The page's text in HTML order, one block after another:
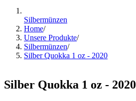
Silbermünzen
Home/
Unsere Produkte/
Silbermünzen/
Silber Quokka 1 oz - 2020
Silber Quokka 1 oz - 2020